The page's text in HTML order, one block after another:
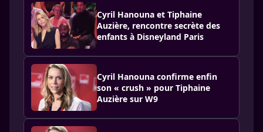
Cyril Hanouna et Tiphaine
Auzière, rencontre secrète des
enfants à Disneyland Paris
Cyril Hanouna confirme enfin
son « crush » pour Tiphaine
Auzière sur W9